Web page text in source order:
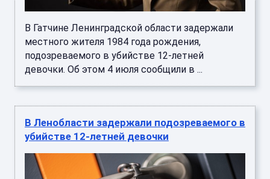
В Гатчине Ленинградской области задержали
местного жителя 1984 года рождения,
подозреваемого в убийстве 12-летней
девочки. Об этом 4 июля сообщили в ...
В Ленобласти задержали подозреваемого в
убийстве 12-летней девочки